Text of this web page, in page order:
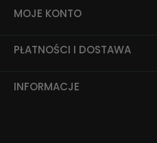
MOJE KONTO
PŁATNOŚCI I DOSTAWA
INFORMACJE